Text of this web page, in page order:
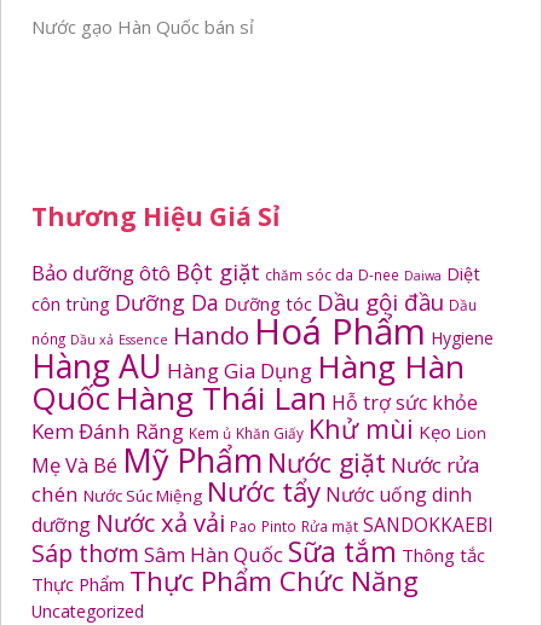
Nước gạo Hàn Quốc bán sỉ
Thương Hiệu Giá Sỉ
Bảo dưỡng ôtô Bột giặt chăm sóc da D-nee Daiwa Diệt
côn trùng Dưỡng Da Dưỡng tóc Dầu gội đầu Dầu
nóng Dầu xả Essence Hando Hoá Phẩm Hygiene
Hàng AU Hàng Gia Dụng Hàng Hàn
Quốc Hàng Thái Lan Hỗ trợ sức khỏe
Kem Đánh Răng Kem ủ Khăn Giấy Khử mùi Kẹo Lion
Mẹ Và Bé Mỹ Phẩm Nước giặt Nước rửa
chén Nước Súc Miệng Nước tẩy Nước uống dinh
dưỡng Nước xả vải Pao Pinto Rửa mặt SANDOKKAEBI
Sáp thơm Sâm Hàn Quốc Sữa tắm Thông tắc
Thực Phẩm Thực Phẩm Chức Năng
Uncategorized